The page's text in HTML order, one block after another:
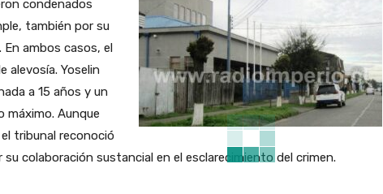
condenados
también por su
ambos casos, el
alevosía. Yoselin
a 15 años y un
máximo. Aunque
tribunal reconoció
colaboración sustancial en el esclarecimiento del crimen.